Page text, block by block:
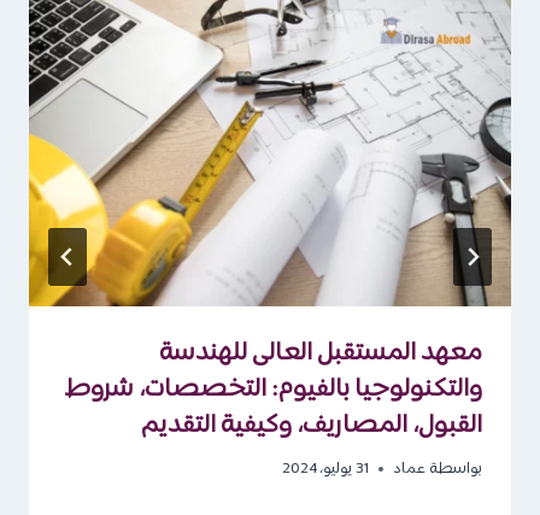
معهد المستقبل العالى للهندسة
والتكنولوجيا بالفيوم: التخصصات، شروط
القبول، المصاريف، وكيفية التقديم
بواسطة عماد 31 يوليو، 2024